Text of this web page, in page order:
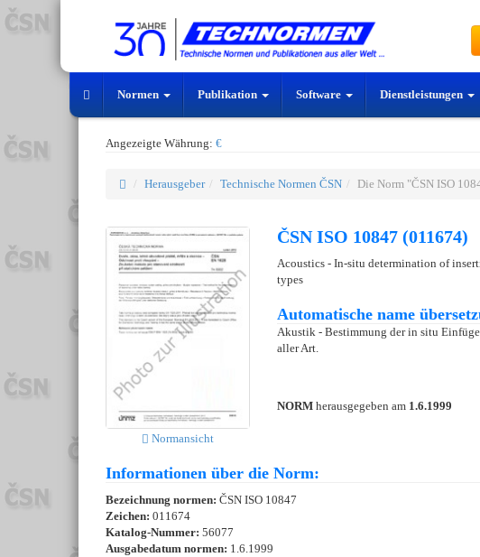
Normen Publikation Software Dienstleistungen
Angezeigte Währung: €
Herausgeber Technische Normen ČSN Die Norm "ČSN ISO
Normansicht
ČSN ISO 10847 (011674)
Acoustics - In-situ determination of
types
Automatische name
Akustik - Bestimmung der in situ
aller Art.
NORM herausgegeben am 1.6.1999
Informationen über die Norm:
Bezeichnung normen: ČSN ISO 10847
Zeichen: 011674
Katalog-Nummer: 56077
Ausgabedatum normen: 1.6.1999